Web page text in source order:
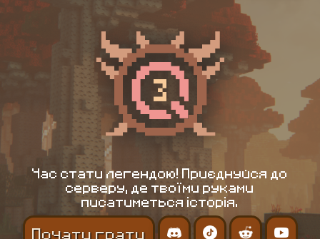
Час стати легендою! Приєднуйся до
серверу, де твоїми руками
писатиметься історія.
Почати грати